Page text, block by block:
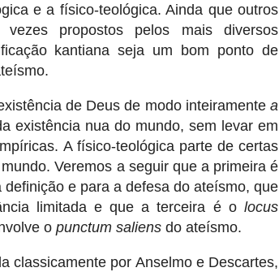
e a físico-teológica. Ainda que outros
vezes propostos pelos mais diversos
kantiana seja um bom ponto de
de Deus de modo inteiramente a
existência nua do mundo, sem levar em
A físico-teológica parte de certas
Veremos a seguir que a primeira é
e para a defesa do ateísmo, que
limitada e que a terceira é o locus
o punctum saliens do ateísmo.
classicamente por Anselmo e Descartes,